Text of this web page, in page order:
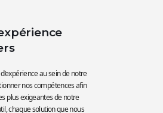
au sein de notre
nos compétences afin
plus exigeantes de notre
chaque solution que nous